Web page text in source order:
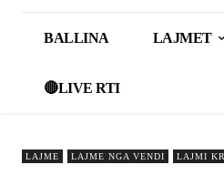
BALLINA LAJMET
🔴LIVE RTI
LAJME LAJME NGA VENDI LAJMI